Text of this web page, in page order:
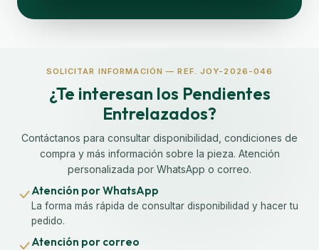
SOLICITAR INFORMACIÓN — REF. JOY-2026-046
¿Te interesan los Pendientes
Entrelazados?
Contáctanos para consultar disponibilidad, condiciones de
compra y más información sobre la pieza. Atención
personalizada por WhatsApp o correo.
Atención por WhatsApp
La forma más rápida de consultar disponibilidad y hacer tu
pedido.
Atención por correo